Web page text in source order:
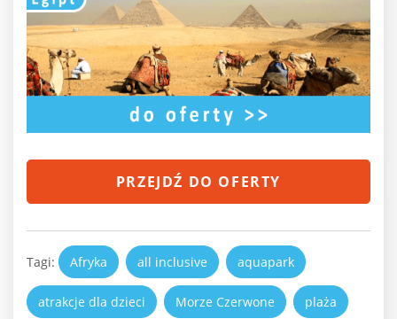
PRZEJDŹ DO OFERTY
Tagi: Afryka all inclusive aquapark
atrakcje dla dzieci Morze Czerwone plaża